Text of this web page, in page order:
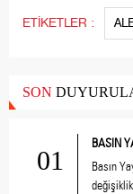
ETİKETLER :
SON
01
BASIN
Basın